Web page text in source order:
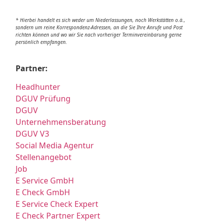
* Hierbei handelt es sich weder um Niederlassungen, noch Werkstätten o.ä.,
sondern um reine Korrespondenz-Adressen, an die Sie Ihre Anrufe und Post
richten können und wo wir Sie nach vorheriger Terminvereinbarung gerne
persönlich empfangen.
Partner:
Headhunter
DGUV Prüfung
DGUV
Unternehmensberatung
DGUV V3
Social Media Agentur
Stellenangebot
Job
E Service GmbH
E Check GmbH
E Service Check Expert
E Check Partner Expert